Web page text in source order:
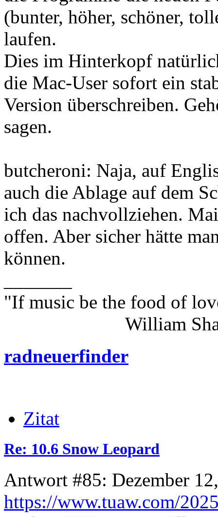
(bunter, höher, schöner,
laufen.
Dies im Hinterkopf
die Mac-User sofort ein
Version überschreiben.
sagen.
butcheroni: Naja, auf
auch die Ablage auf dem
ich das nachvollziehen.
offen. Aber sicher hätte
können.
"If music be the food of
William
radneuerfinder
Zitat
Re: 10.6 Snow Leopard
Antwort #85: Dezember
https://www.tuaw.com/